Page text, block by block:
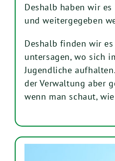
Deshalb haben wir
und weitergegeben
Deshalb finden wir
untersagen, wo sich
Jugendliche
der Verwaltung aber
wenn man schaut,